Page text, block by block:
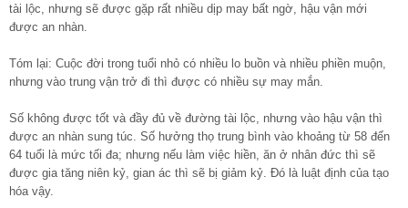
tài lộc, nhưng sẽ được gặp rất nhiều dịp may bất ngờ, hậu vận mới
được an nhàn.
Tóm lại: Cuộc đời trong tuổi nhỏ có nhiều lo buồn và nhiều phiền muộn,
nhưng vào trung vận trở đi thì được có nhiều sự may mắn.
Số không được tốt và đầy đủ về đường tài lộc, nhưng vào hậu vận thì
được an nhàn sung túc. Số hưởng thọ trung bình vào khoảng từ 58 đến
64 tuổi là mức tối đa; nhưng nếu làm việc hiền, ăn ở nhân đức thì sẽ
được gia tăng niên kỷ, gian ác thì sẽ bị giảm kỷ. Đó là luật định của tạo
hóa vậy.